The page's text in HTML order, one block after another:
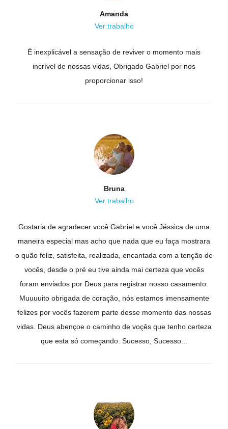
É inexplicável a sensação de reviver o momento mais
incrível de nossas vidas, Obrigado Gabriel por nos
proporcionar isso!
Amanda
Ver trabalho
Gostaria de agradecer você Gabriel e você Jéssica de uma
maneira especial mas acho que nada que eu faça mostrara
o quão feliz, satisfeita, realizada, encantada com a tenção de
vocês, desde o pré eu tive ainda mai certeza que vocês
foram enviados por Deus para registrar nosso casamento.
Muuuuito obrigada de coração, nós estamos imensamente
felizes por vocês fazerem parte desse momento das nossas
vidas. Deus abençoe o caminho de voçês que tenho certeza
que esta só começando. Sucesso, Sucesso...
Bruna
Ver trabalho